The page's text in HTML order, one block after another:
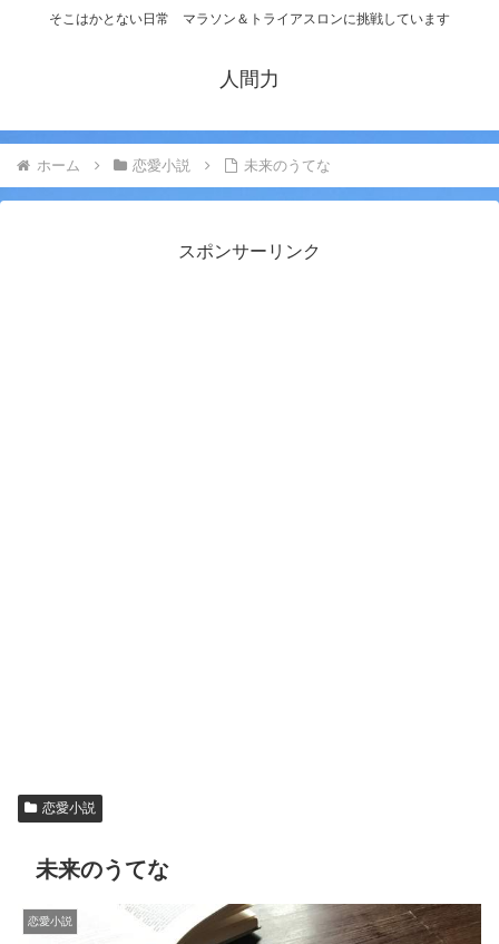
そこはかとない日常 マラソン＆トライアスロンに挑戦しています
人間力
ホーム 恋愛小説 未来のうてな
スポンサーリンク
恋愛小説
未来のうてな
恋愛小説